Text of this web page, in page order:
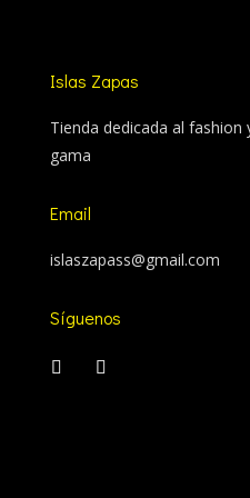
Islas Zapas
Tienda dedicada al
gama
Email
islaszapass@gmail.com
Síguenos